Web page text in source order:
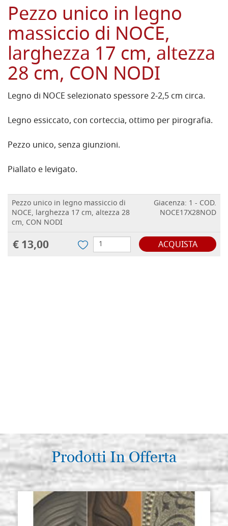
Pezzo unico in legno
massiccio di NOCE,
larghezza 17 cm, altezza
28 cm, CON NODI
Legno di NOCE selezionato spessore 2-2,5 cm circa.
Legno essiccato, con corteccia, ottimo per pirografia.
Pezzo unico, senza giunzioni.
Piallato e levigato.
Pezzo unico in legno massiccio di
NOCE, larghezza 17 cm, altezza 28
cm, CON NODI
Giacenza: 1 - COD.
NOCE17X28NOD
€ 13,00 ACQUISTA
Prodotti In Offerta